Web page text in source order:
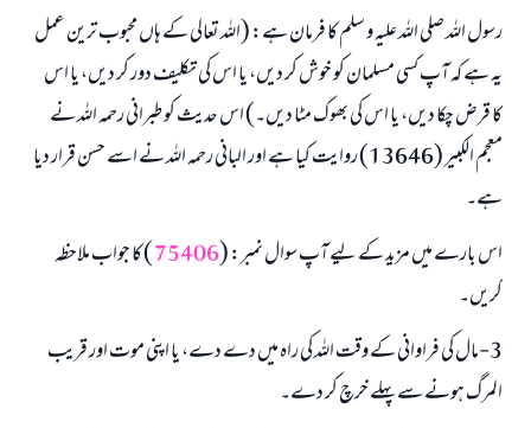
رسول اللہ صلی اللہ علیہ و سلم کا فرمان ہے: (اللہ تعالی کے ہاں محبوب ترین عمل
یہ ہے کہ آپ کسی مسلمان کو خوش کر دیں، یا اس کی تکلیف دور کر دیں، یا اس
کا قرض چکا دیں، یا اس کی بھوک مٹا دیں۔) اس حدیث کو طبرانی رحمہ اللہ نے
معجم الکبیر (13646) روایت کیا ہے اور البانی رحمہ اللہ نے اسے حسن قرار دیا
ہے۔
اس بارے میں مزید کے لیے آپ سوال نمبر: (75406) کا جواب ملاحظہ
کریں۔
3-مال کی فراوانی کے وقت اللہ کی راہ میں دے دے، یا اپنی موت اور قریب
المرگ ہونے سے پہلے خرچ کر دے۔